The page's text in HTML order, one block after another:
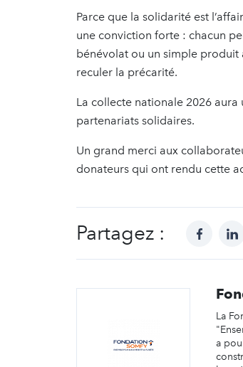
Parce que la solidarité est
une conviction forte : chacun
bénévolat ou un simple
reculer la précarité.
La collecte nationale 2026
partenariats solidaires.
Un grand merci aux
donateurs qui ont rendu cette
Partagez : facebook
La
a